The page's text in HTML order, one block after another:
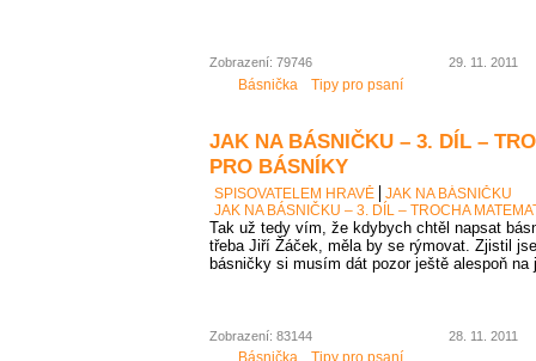
Zobrazení: 79746 29. 11. 2011
Básnička Tipy pro psaní
JAK NA BÁSNIČKU – 3. DÍL –
PRO BÁSNÍKY
SPISOVATELEM HRAVĚ
JAK NA BÁSNIČKU
JAK NA BÁSNIČKU – 3. DÍL – TROCHA
Tak už tedy vím, že kdybych chtěl napsat
třeba Jiří Žáček, měla by se rýmovat. Zjistil
básničky si musím dát pozor ještě alespoň na
Zobrazení: 83144 28. 11. 2011